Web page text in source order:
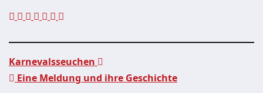
Karnevalsseuchen
Eine Meldung und ihre Geschichte